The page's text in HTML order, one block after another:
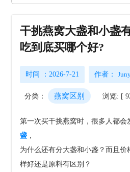
干挑燕窝大盏和小盏
吃到底买哪个好?
时间 ：2026-7-21 作者：
分类： 燕窝区别 浏览: [
第一次买干挑燕窝时，很多人都会
盏 ，
为什么还有分大盏和小盏？而且
样好还是原料有区别？